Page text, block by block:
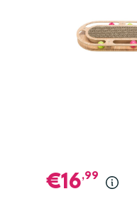
16,99